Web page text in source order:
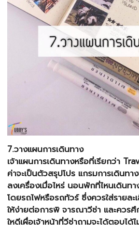
7.วางแผนการเดินทาง
เจ้าแผนการเดินทางหรือที่เรียกว่า
ค่าจะเป็นตัวสรุปโปร แกรมการเดินทา
ลงเครื่องเมื่อไหร่ นอนพักที่ไหนเดินทา
โดยรถไฟหรือรถทัวร์ ซึ่งควรใส่รายล
ให้ง่ายต่อการพิ จารณาวีซ่า และควร
ใหดีเผื่อเจ้าหน้าที่วีซ่าถามจะได้ตอบได้